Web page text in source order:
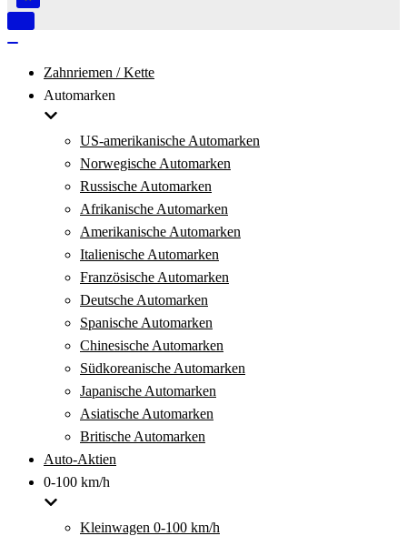
Navigation
Zahnriemen / Kette
Automarken
US-amerikanische Automarken
Norwegische Automarken
Russische Automarken
Afrikanische Automarken
Amerikanische Automarken
Italienische Automarken
Französische Automarken
Deutsche Automarken
Spanische Automarken
Chinesische Automarken
Südkoreanische Automarken
Japanische Automarken
Asiatische Automarken
Britische Automarken
Auto-Aktien
0-100 km/h
Kleinwagen 0-100 km/h